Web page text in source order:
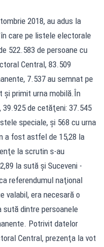
2018, au adus la
care pe listele electorale
522.583 de persoane cu
Central, 83.509
7.537 au semnat pe
şi primit urna mobilă.În
de cetăţeni: 37.545
speciale, şi 568 cu urna
a fost astfel de 15,28 la
la scrutin s-au
la sută şi Suceveni -
referendumul naţional
valabil, era necesară o
sută dintre persoanele
Potrivit datelor
Central, prezenţa la vot